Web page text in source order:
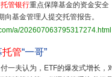
托管银行重点保障基金的资金安
基金管理人提交托管报告。
a/202607063795317274.html
托管“一哥”
付一夫认为，ETF的爆发式增长，